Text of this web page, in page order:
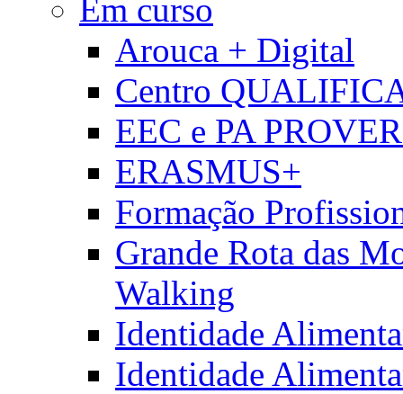
Em curso
Arouca + Digital
Centro
EEC e PA
ERASMUS+
Formação
Grande Rota das
Walking
Identidade
Identidade